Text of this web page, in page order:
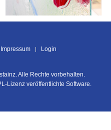
Impressum Login
Alle Rechte vorbehalten.
Lizenz veröffentlichte Software.